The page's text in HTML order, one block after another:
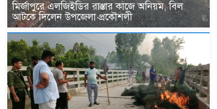
মির্জাপুরে এলজিইডির রাস্তার কাজে অনিয়ম, বিল
আটকে দিলেন উপজেলা প্রকৌশলী